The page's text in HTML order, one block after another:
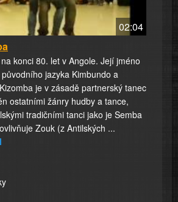
02:04
konci 80. let v Angole. Její jméno
jazyka Kimbundo a
je v zásadě partnerský tanec
ostatními žánry hudby a tance,
tradičními tanci jako je Semba
Zouk (z Antilských ...